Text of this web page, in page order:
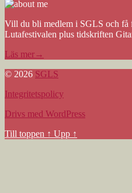
Vill du bli medlem i SGLS och få
Lutafestivalen plus tidskriften
Läs mer→
© 2026 SGLS
Integritetspolicy
Drivs med WordPress
Till toppen ↑ Upp ↑